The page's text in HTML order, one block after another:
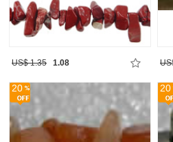
US$ 1.35 1.08
20 20